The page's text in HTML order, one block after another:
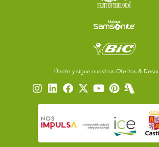
Únete y sigue nuestras Ofertas &